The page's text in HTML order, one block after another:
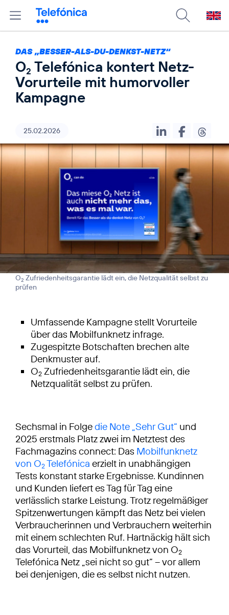
DAS „BESSER-ALS-DU-DENKST-NETZ“
O2 Telefónica kontert Netz-
Vorurteile mit humorvoller
Kampagne
25.02.2026
O2 Zufriedenheitsgarantie lädt ein, die Netzqualität selbst zu
prüfen
Umfassende Kampagne stellt Vorurteile
über das Mobilfunknetz infrage.
Zugespitzte Botschaften brechen alte
Denkmuster auf.
O2 Zufriedenheitsgarantie lädt ein, die
Netzqualität selbst zu prüfen.
Sechsmal in Folgedie Note „Sehr Gut“ und
2025 erstmals Platz zwei im Netztest des
Fachmagazins connect: Das Mobilfunknetz
von O2Telefónica erzielt in unabhängigen
Tests konstant starke Ergebnisse. Kundinnen
und Kunden liefert es Tag für Tag eine
verlässlich starke Leistung. Trotz regelmäßiger
Spitzenwertungen kämpft das Netz bei vielen
Verbraucherinnen und Verbrauchern weiterhin
mit einem schlechten Ruf. Hartnäckig hält sich
das Vorurteil, das Mobilfunknetz von O2
Telefónica Netz „sei nicht so gut“ – vor allem
bei denjenigen, die es selbst nicht nutzen.